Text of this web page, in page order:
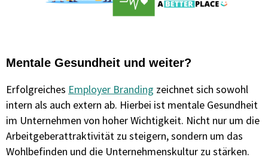
Mentale Gesundheit und weiter?
Erfolgreiches Employer Branding zeichnet sich sowohl
intern als auch extern ab. Hierbei ist mentale Gesundheit
im Unternehmen von hoher Wichtigkeit. Nicht nur um die
Arbeitgeberattraktivität zu steigern, sondern um das
Wohlbefinden und die Unternehmenskultur zu stärken.